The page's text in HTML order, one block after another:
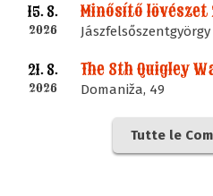
15. 8.
2026
Minősítő lövészet
Jászfelsőszentgyörgy
21. 8.
2026
The 8th Quigley
Domaniža, 49
Tutte le